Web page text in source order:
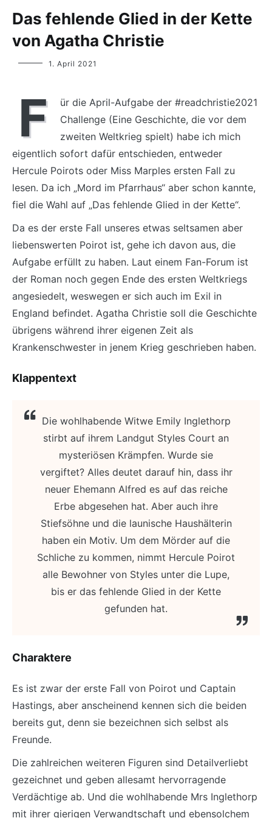
Das fehlende Glied in der Kette
von Agatha Christie
Yvonne
1. April 2021
F
ür die April-Aufgabe der #readchristie2021
Challenge (Eine Geschichte, die vor dem
zweiten Weltkrieg spielt) habe ich mich
eigentlich sofort dafür entschieden, entweder
Hercule Poirots oder Miss Marples ersten Fall zu
lesen. Da ich „Mord im Pfarrhaus“ aber schon kannte,
fiel die Wahl auf „Das fehlende Glied in der Kette“.
Da es der erste Fall unseres etwas seltsamen aber
liebenswerten Poirot ist, gehe ich davon aus, die
Aufgabe erfüllt zu haben. Laut einem Fan-Forum ist
der Roman noch gegen Ende des ersten Weltkriegs
angesiedelt, weswegen er sich auch im Exil in
England befindet. Agatha Christie soll die Geschichte
übrigens während ihrer eigenen Zeit als
Krankenschwester in jenem Krieg geschrieben haben.
Klappentext
Die wohlhabende Witwe Emily Inglethorp
stirbt auf ihrem Landgut Styles Court an
mysteriösen Krämpfen. Wurde sie
vergiftet? Alles deutet darauf hin, dass ihr
neuer Ehemann Alfred es auf das reiche
Erbe abgesehen hat. Aber auch ihre
Stiefsöhne und die launische Haushälterin
haben ein Motiv. Um dem Mörder auf die
Schliche zu kommen, nimmt Hercule Poirot
alle Bewohner von Styles unter die Lupe,
bis er das fehlende Glied in der Kette
gefunden hat.
Charaktere
Es ist zwar der erste Fall von Poirot und Captain
Hastings, aber anscheinend kennen sich die beiden
bereits gut, denn sie bezeichnen sich selbst als
Freunde.
Die zahlreichen weiteren Figuren sind Detailverliebt
gezeichnet und geben allesamt hervorragende
Verdächtige ab. Und die wohlhabende Mrs Inglethorp
mit ihrer gierigen Verwandtschaft und ebensolchem